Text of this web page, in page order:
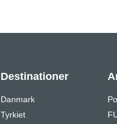
Destinationer
Danmark
Tyrkiet